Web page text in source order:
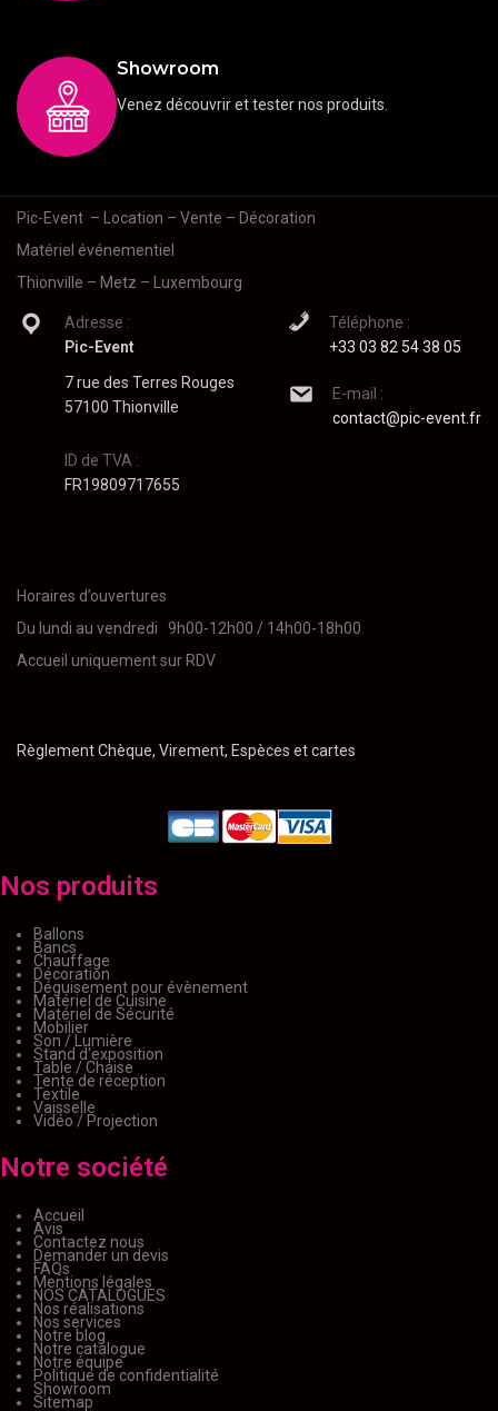
Showroom
Venez découvrir et tester nos produits.
Pic-Event – Location – Vente – Décoration
Matériel événementiel
Thionville – Metz – Luxembourg
Adresse :
Pic-Event
7 rue des Terres Rouges
57100 Thionville
ID de TVA :
FR19809717655
Téléphone :
+33 03 82 54 38 05
E-mail :
contact@pic-event.fr
Horaires d’ouvertures
Du lundi au vendredi 9h00-12h00 / 14h00-18h00
Accueil uniquement sur RDV
Règlement Chèque, Virement, Espèces et cartes
Nos produits
Ballons
Bancs
Chauffage
Décoration
Déguisement pour évènement
Matériel de Cuisine
Matériel de Sécurité
Mobilier
Son / Lumière
Stand d'exposition
Table / Chaise
Tente de réception
Textile
Vaisselle
Vidéo / Projection
Notre société
Accueil
Avis
Contactez nous
Demander un devis
FAQs
Mentions légales
NOS CATALOGUES
Nos réalisations
Nos services
Notre blog
Notre catalogue
Notre équipe
Politique de confidentialité
Showroom
Sitemap